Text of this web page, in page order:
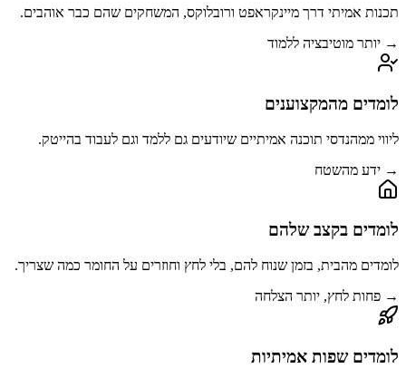
תכנות אמיתי דרך מיינקראפט ורובלוקס, המשחקים שהם כבר אוהבים.
→ יותר מוטיבציה ללמוד
לומדים מהמקצוענים
ליווי ממהנדסי תוכנה אמיתיים שיודעים גם ללמד וגם לעבוד בהייטק.
→ ידע מהשטח
לומדים בקצב שלהם
לומדים מהבית, בזמן שנוח להם, בלי לחץ וחוזרים על החומר כמה שצריך.
→ פחות לחץ, יותר הצלחה
לומדים שפות אמיתיות